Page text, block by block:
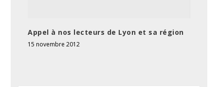
Appel à nos lecteurs de Lyon et sa région
15 novembre 2012